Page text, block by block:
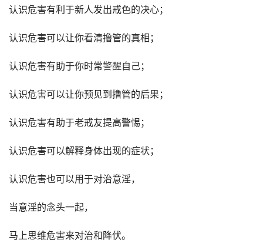
认识危害有利于新人发出戒色的决心；
认识危害可以让你看清撸管的真相；
认识危害有助于你时常警醒自己；
认识危害可以让你预见到撸管的后果；
认识危害有助于老戒友提高警惕；
认识危害可以解释身体出现的症状；
认识危害也可以用于对治意淫，
当意淫的念头一起，
马上思维危害来对治和降伏。